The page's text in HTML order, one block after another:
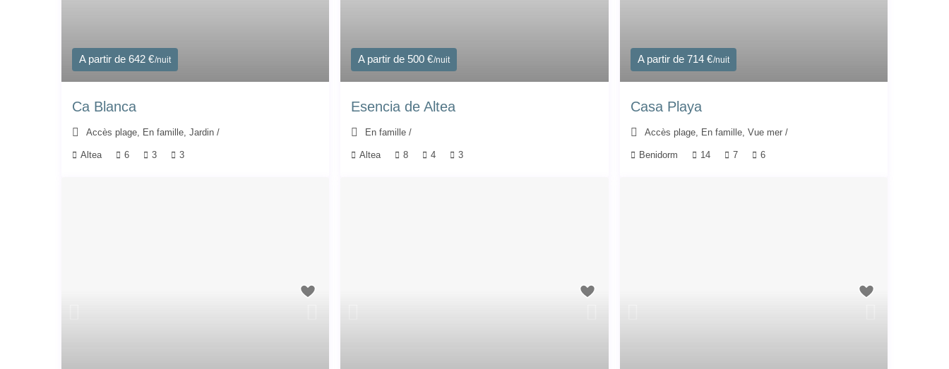
A partir de 642 €/nuit
Ca Blanca
Accès plage, En famille, Jardin /
Altea 6 3 3
A partir de 500 €/nuit
Esencia de Altea
En famille /
Altea 8 4 3
A partir de 714 €/nuit
Casa Playa
Accès plage, En famille, Vue mer/
Benidorm 14 7 6